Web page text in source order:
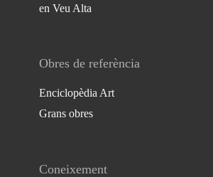
en Veu Alta
Obres de referència
Enciclopèdia Art
Grans obres
Coneixement